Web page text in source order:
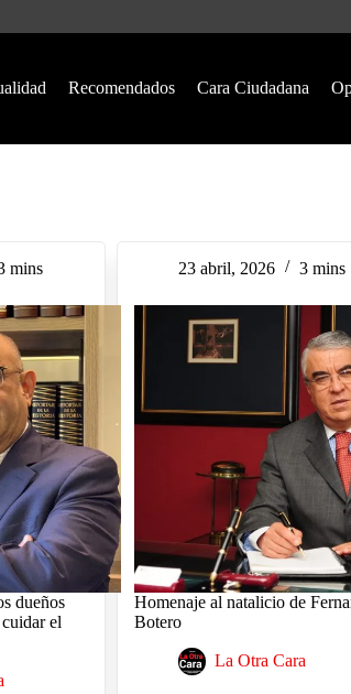
Recomendados Cara Ciudadana
mins
dueños
el
23 abril, 2026 3 mins
Homenaje al natalicio de
Botero
La Otra Cara